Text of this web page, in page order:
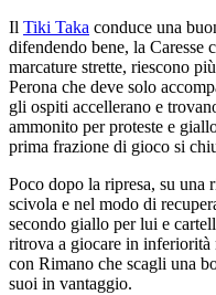
Il Tiki Taka conduce una
difendendo bene, la Caresse
marcature strette, riescono
Perona che deve solo
gli ospiti accellerano e
ammonito per proteste e
prima frazione di gioco si
Poco dopo la ripresa, su una
scivola e nel modo di
secondo giallo per lui e
ritrova a giocare in
con Rimano che scagli una
suoi in vantaggio.